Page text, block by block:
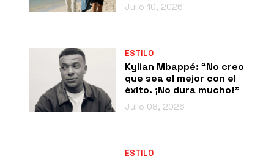
Julio 10, 2026
ESTILO
Kylian Mbappé: “No creo
que sea el mejor con el
éxito. ¡No dura mucho!”
Julio 08, 2026
ESTILO